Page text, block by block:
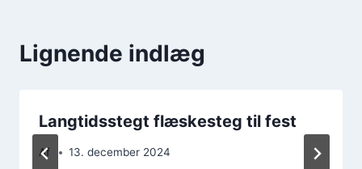
Lignende indlæg
Langtidsstegt flæskesteg til fest
Af 13. december 2024